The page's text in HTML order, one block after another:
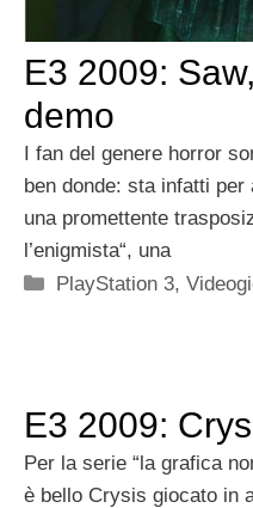
E3 2009:
demo
I fan del genere horror
ben donde: sta infatti
una promettente
l’enigmista“, una
Categorie
PlayStation 3,
E3 2009:
Per la serie “la grafica
è bello Crysis giocato in